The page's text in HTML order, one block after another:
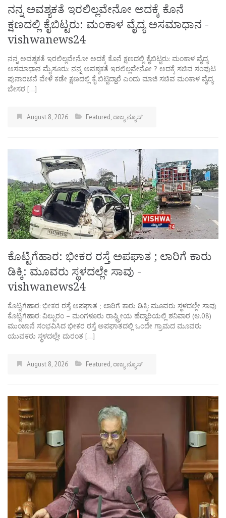
ನನ್ನ ಅವಶ್ಯಕತೆ ಇರಲಿಲ್ಲವೇನೋ ಅದಕ್ಕೆ ಕೊನೆ
ಕ್ಷಣದಲ್ಲಿ ಕೈಬಿಟ್ಟರು: ಮಂಕಾಳ ವೈದ್ಯ ಅಸಮಾಧಾನ -
vishwanews24
ನನ್ನ ಅವಶ್ಯಕತೆ ಇರಲಿಲ್ಲವೇನೋ ಅದಕ್ಕೆ ಕೊನೆ ಕ್ಷಣದಲ್ಲಿ ಕೈಬಿಟ್ಟರು: ಮಂಕಾಳ ವೈದ್ಯ
ಅಸಮಾಧಾನ ಮೈಸೂರು: ನನ್ನ ಅವಶ್ಯಕತೆ ಇರಲಿಲ್ಲವೇನೋ ? ಅದಕ್ಕೆ ಸಚಿವ ಸಂಪುಟ
ಪುನಾರಚನೆ ವೇಳೆ ಕಡೇ ಕ್ಷಣದಲ್ಲಿ ಕೈ ಬಿಟ್ಟಿದ್ದಾರೆ ಎಂದು ಮಾಜಿ ಸಚಿವ ಮಂಕಾಳ ವೈದ್ಯ
ಬೇಸರ […]
August 8, 2026 Featured,ರಾಜ್ಯ ನ್ಯೂಸ್
ಕೊಟ್ಟಿಗೆಹಾರ: ಭೀಕರ ರಸ್ತೆ ಅಪಘಾತ ; ಲಾರಿಗೆ ಕಾರು
ಡಿಕ್ಕಿ: ಮೂವರು ಸ್ಥಳದಲ್ಲೇ ಸಾವು -
vishwanews24
ಕೊಟ್ಟಿಗೆಹಾರ: ಭೀಕರ ರಸ್ತೆ ಅಪಘಾತ ; ಲಾರಿಗೆ ಕಾರು ಡಿಕ್ಕಿ: ಮೂವರು ಸ್ಥಳದಲ್ಲೇ ಸಾವು
ಕೊಟ್ಟಿಗೆಹಾರ: ವಿಲ್ಪುರಂ – ಮಂಗಳೂರು ರಾಷ್ಟ್ರೀಯ ಹೆದ್ದಾರಿಯಲ್ಲಿ ಶನಿವಾರ (ಆ.08)
ಮುಂಜಾನೆ ಸಂಭವಿಸಿದ ಭೀಕರ ರಸ್ತೆ ಅಪಘಾತದಲ್ಲಿ ಒಂದೇ ಗ್ರಾಮದ ಮೂವರು
ಯುವಕರು ಸ್ಥಳದಲ್ಲೇ ದುರಂತ […]
August 8, 2026 Featured,ರಾಜ್ಯ ನ್ಯೂಸ್